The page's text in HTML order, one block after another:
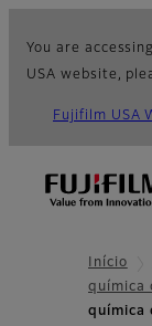
You are
USA website,
Fujifilm USA
Início
química
química